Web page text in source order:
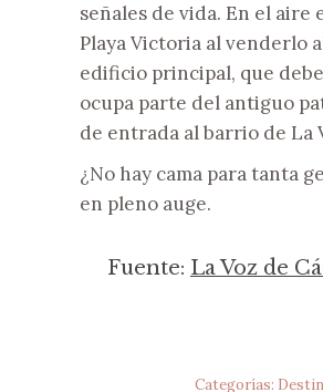
señales de vida. En el
Playa Victoria al venderlo
edificio principal, que
ocupa parte del antiguo
de entrada al barrio de La
¿No hay cama para tanta
en pleno auge.
Fuente: La Voz de
Categorías: